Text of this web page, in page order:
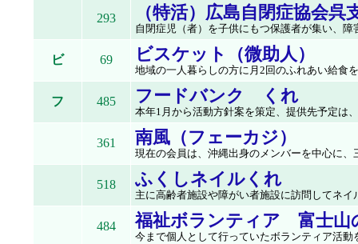
293 （特活）広島自閉症協会呉
自閉症児（者）を子供にもつ保護者が集い、
ビ 69 ビスケット（微助人）
地域の一人暮らしの方に月2回のふれあい給食
フ 485 フードバンク くれ
本年1月から活動方針案を策定、提供先予定は
361 南風（フェーカジ）
現在の会員は、沖縄出身のメンバーを中心に
518 ふくしネイルくれ
主に高齢者施設や障がい者施設に訪問してネイ
484 福祉ボランティア 富士山
今まで個人として行っていたボランティア活